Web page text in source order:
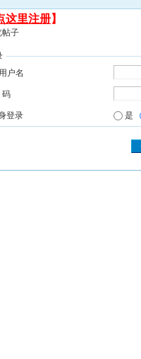
这里注册】
帖子
用户名
登录 是